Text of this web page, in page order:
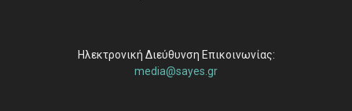
Ηλεκτρονική Διεύθυνση Επικοινωνίας:
media@sayes.gr